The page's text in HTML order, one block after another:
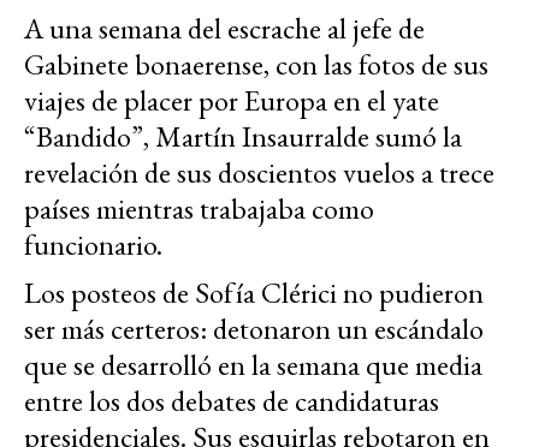
A una semana del escrache al jefe de
Gabinete bonaerense, con las fotos de sus
viajes de placer por Europa en el yate
“Bandido”, Martín Insaurralde sumó la
revelación de sus doscientos vuelos a trece
países mientras trabajaba como
funcionario.
Los posteos de Sofía Clérici no pudieron
ser más certeros: detonaron un escándalo
que se desarrolló en la semana que media
entre los dos debates de candidaturas
presidenciales. Sus esquirlas rebotaron en